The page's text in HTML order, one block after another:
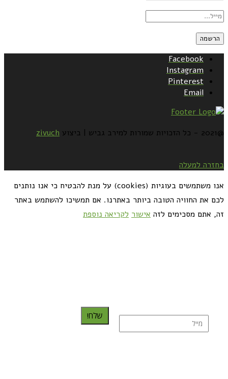
Facebook
Instagram
Pinterest
Email
@2021 - כל הזכויות שמורות למירב גביש | ביצוע zivuch
בחזרה למעלה
אנו משתמשים בעוגיות (cookies) על מנת להבטיח כי אנו נותנים
לכם את החוויה הטובה ביותר באתרנו. אם תמשיכו להשתמש באתר
זה, אתם מסכימים לזה אישור לקריאה נוספת
שלח!